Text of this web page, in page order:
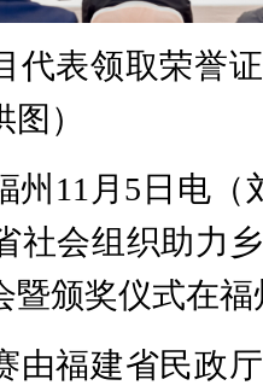
表领取荣誉证
）
11月5日电（
社会组织助力
暨颁奖仪式在福
福建省民政厅